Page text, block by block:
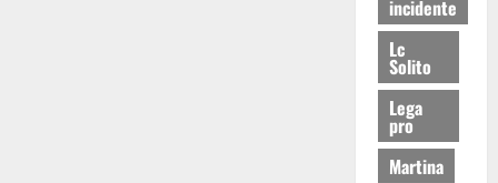
incidente
Lc
Solito
Lega
pro
Martina